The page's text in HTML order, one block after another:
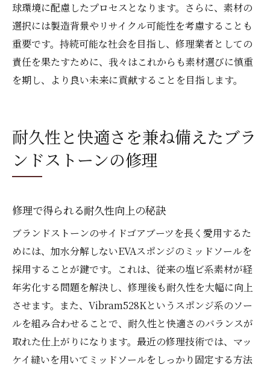
球環境に配慮したプロセスとなります。さらに、素材の
選択には製造背景やリサイクル可能性を考慮することも
重要です。持続可能な社会を目指し、修理業者としての
責任を果たすために、我々はこれからも素材選びに慎重
を期し、より良い未来に貢献することを目指します。
耐久性と快適さを兼ね備えたブラ
ンドストーンの修理
修理で得られる耐久性向上の秘訣
ブランドストーンのサイドゴアブーツを長く愛用するた
めには、加水分解しないEVAスポンジのミッドソールを
採用することが鍵です。これは、従来の塩ビ系素材が経
年劣化する問題を解決し、修理後も耐久性を大幅に向上
させます。また、Vibram528Kというスポンジ系のソー
ルを組み合わせることで、耐久性と快適さのバランスが
取れた仕上がりになります。最近の修理技術では、マッ
ケイ縫いを用いてミッドソールをしっかり固定する方法